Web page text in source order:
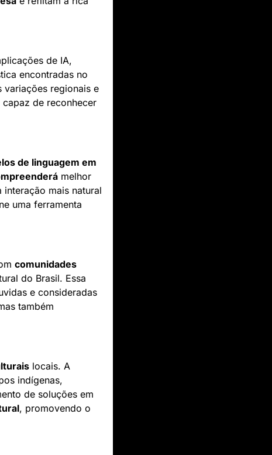
de IA,
encontradas no
variações regionais e
de reconhecer
de linguagem em
melhor
mais natural
uma ferramenta
comunidades
do Brasil. Essa
e consideradas
locais. A
indígenas,
de soluções em
, promovendo o